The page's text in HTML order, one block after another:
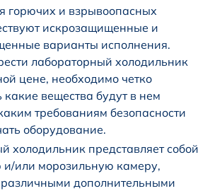
горючих и взрывоопасных
искрозащищенные и
варианты исполнения.
лабораторный холодильник
цене, необходимо четко
какие вещества будут в нем
требованиям безопасности
оборудование.
холодильник представляет собой
и/или морозильную камеру,
дополнительными